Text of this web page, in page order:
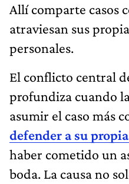
Allí comparte casos
atraviesan sus
personales.
El conflicto central
profundiza cuando
asumir el caso más
defender a su
haber cometido un
boda. La causa no